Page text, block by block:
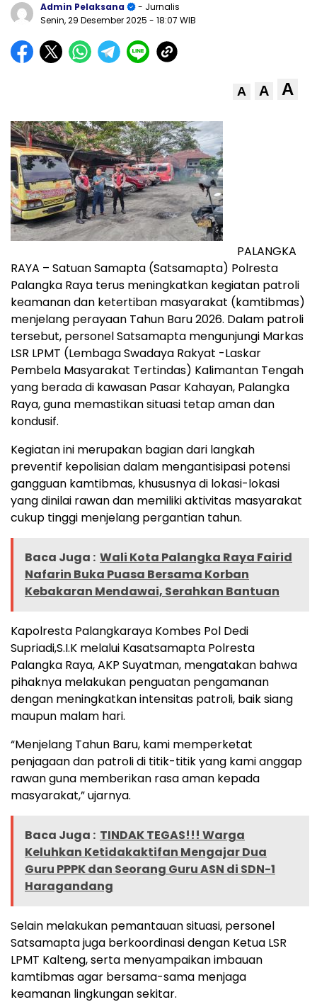
Admin Pelaksana
- Jurnalis
Senin, 29 Desember 2025 - 18:07 WIB
A A A
PALANGKA
RAYA – Satuan Samapta (Satsamapta) Polresta
Palangka Raya terus meningkatkan kegiatan patroli
keamanan dan ketertiban masyarakat (kamtibmas)
menjelang perayaan Tahun Baru 2026. Dalam patroli
tersebut, personel Satsamapta mengunjungi Markas
LSR LPMT (Lembaga Swadaya Rakyat -Laskar
Pembela Masyarakat Tertindas) Kalimantan Tengah
yang berada di kawasan Pasar Kahayan, Palangka
Raya, guna memastikan situasi tetap aman dan
kondusif.
Kegiatan ini merupakan bagian dari langkah
preventif kepolisian dalam mengantisipasi potensi
gangguan kamtibmas, khususnya di lokasi-lokasi
yang dinilai rawan dan memiliki aktivitas masyarakat
cukup tinggi menjelang pergantian tahun.
Baca Juga : Wali Kota Palangka Raya Fairid
Nafarin Buka Puasa Bersama Korban
Kebakaran Mendawai, Serahkan Bantuan
Kapolresta Palangkaraya Kombes Pol Dedi
Supriadi,S.I.K melalui Kasatsamapta Polresta
Palangka Raya, AKP Suyatman, mengatakan bahwa
pihaknya melakukan penguatan pengamanan
dengan meningkatkan intensitas patroli, baik siang
maupun malam hari.
“Menjelang Tahun Baru, kami memperketat
penjagaan dan patroli di titik-titik yang kami anggap
rawan guna memberikan rasa aman kepada
masyarakat,” ujarnya.
Baca Juga : TINDAK TEGAS!!! Warga
Keluhkan Ketidakaktifan Mengajar Dua
Guru PPPK dan Seorang Guru ASN di SDN-1
Haragandang
Selain melakukan pemantauan situasi, personel
Satsamapta juga berkoordinasi dengan Ketua LSR
LPMT Kalteng, serta menyampaikan imbauan
kamtibmas agar bersama-sama menjaga
keamanan lingkungan sekitar.